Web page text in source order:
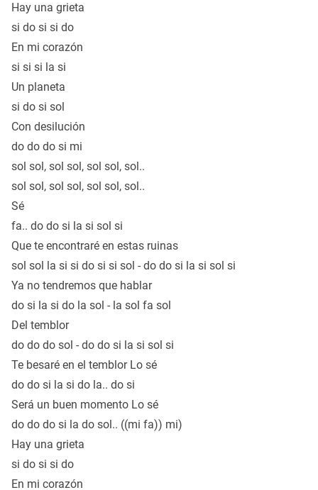
Hay una grieta
si do si si do
En mi corazón
si si si la si
Un planeta
si do si sol
Con desilución
do do do si mi
sol sol, sol sol, sol sol, sol..
sol sol, sol sol, sol sol, sol..
Sé
fa.. do do si la si sol si
Que te encontraré en estas ruinas
sol sol la si si do si si sol - do do si la si sol si
Ya no tendremos que hablar
do si la si do la sol - la sol fa sol
Del temblor
do do do sol - do do si la si sol si
Te besaré en el temblor Lo sé
do do si la si do la.. do si
Será un buen momento Lo sé
do do do si la do sol.. ((mi fa)) mi)
Hay una grieta
si do si si do
En mi corazón